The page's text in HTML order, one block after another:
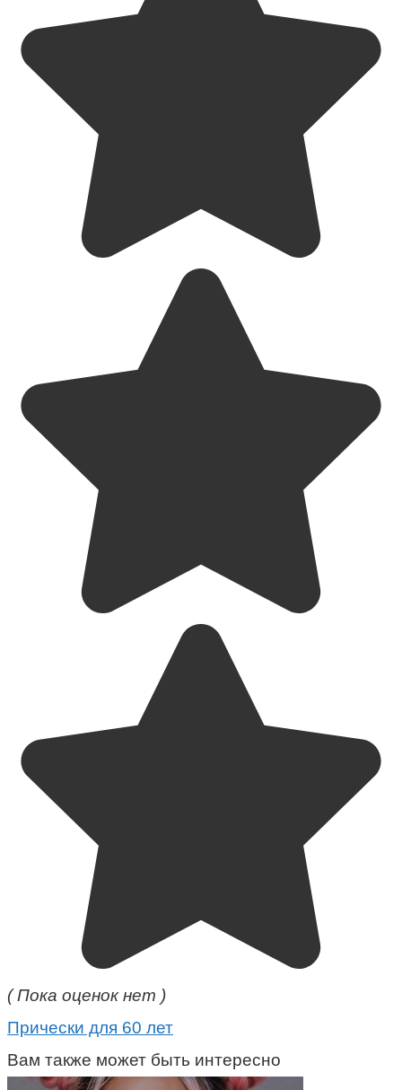
( Пока оценок нет )
Прически для 60 лет
Вам также может быть интересно